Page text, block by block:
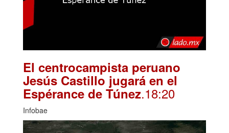
El centrocampista peruano
Jesús Castillo jugará en el
Espérance de Túnez.18:20
Infobae